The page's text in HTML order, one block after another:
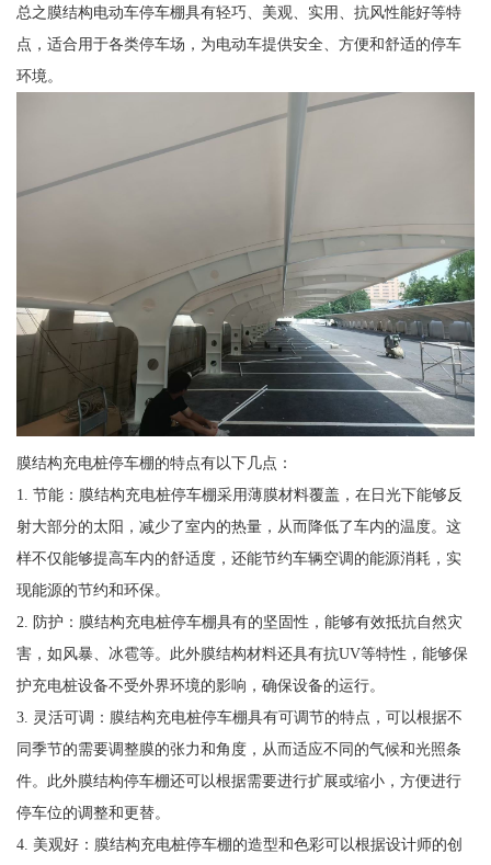
总之膜结构电动车停车棚具有轻巧、美观、实用、抗风性能好等特
点，适合用于各类停车场，为电动车提供安全、方便和舒适的停车
环境。
膜结构充电桩停车棚的特点有以下几点：
1. 节能：膜结构充电桩停车棚采用薄膜材料覆盖，在日光下能够反
射大部分的太阳，减少了室内的热量，从而降低了车内的温度。这
样不仅能够提高车内的舒适度，还能节约车辆空调的能源消耗，实
现能源的节约和环保。
2. 防护：膜结构充电桩停车棚具有的坚固性，能够有效抵抗自然灾
害，如风暴、冰雹等。此外膜结构材料还具有抗UV等特性，能够保
护充电桩设备不受外界环境的影响，确保设备的运行。
3. 灵活可调：膜结构充电桩停车棚具有可调节的特点，可以根据不
同季节的需要调整膜的张力和角度，从而适应不同的气候和光照条
件。此外膜结构停车棚还可以根据需要进行扩展或缩小，方便进行
停车位的调整和更替。
4. 美观好：膜结构充电桩停车棚的造型和色彩可以根据设计师的创